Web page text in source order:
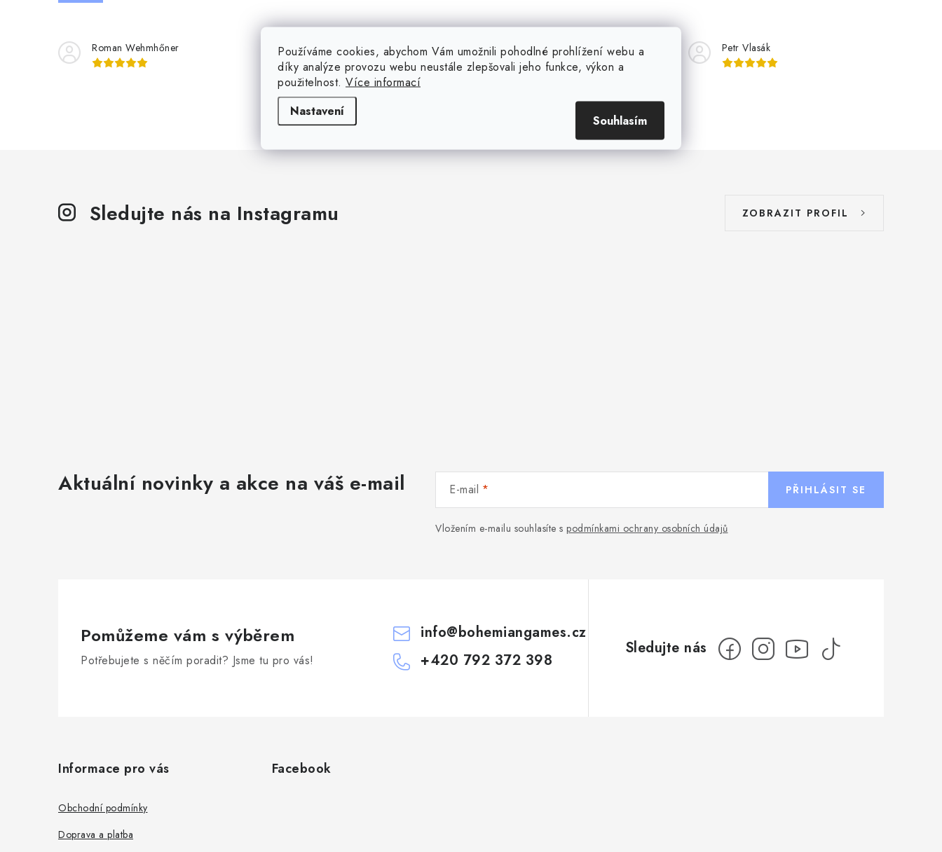
Používáme cookies, abychom Vám umožnili pohodlné prohlížení webu a
díky analýze provozu webu neustále zlepšovali jeho funkce, výkon a
použitelnost. Více informací
Nastavení
Souhlasím
Roman Wehmhőner Jan Březina
Ano, super komunikace a dobrá cena.
Jakub Jurenka Petr Vlasák
Sledujte nás na Instagramu ZOBRAZIT PROFIL
Aktuální novinky a akce na váš e-mail E-mail
Vložením e-mailu souhlasíte s podmínkami ochrany osobních údajů
PŘIHLÁSIT SE
Pomůžeme vám s výběrem
Potřebujete s něčím poradit? Jsme tu pro vás!
info@bohemiangames.cz
+420 792 372 398
Informace pro vás
Obchodní podmínky
Doprava a platba
Facebook